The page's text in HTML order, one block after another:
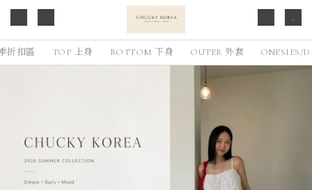
0
折扣區 TOP 上身 BOTTOM 下身 OUTER 外套 ONESIES/